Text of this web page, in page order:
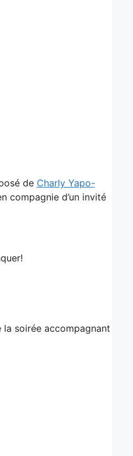
de Charly Yapo-
compagnie d’un invité
la soirée accompagnant